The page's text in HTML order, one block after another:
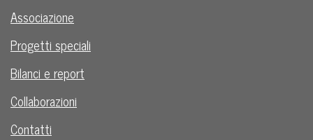
Associazione
Progetti speciali
Bilanci e report
Collaborazioni
Contatti